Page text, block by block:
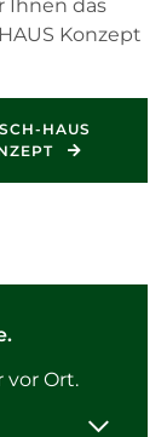
Ihnen das
Konzept
HAUS
vor Ort.